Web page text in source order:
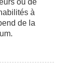
ou de
à
de la